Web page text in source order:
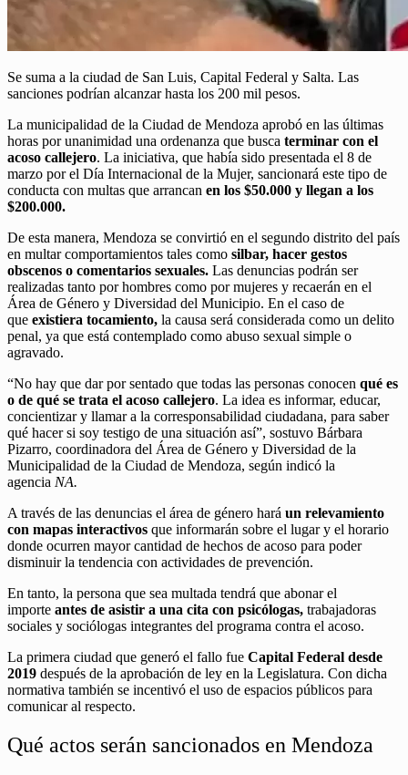
Se suma a la ciudad de San Luis, Capital Federal y Salta. Las
sanciones podrían alcanzar hasta los 200 mil pesos.
La municipalidad de la Ciudad de Mendoza aprobó en las últimas
horas por unanimidad una ordenanza que busca terminar con el
acoso callejero. La iniciativa, que había sido presentada el 8 de
marzo por el Día Internacional de la Mujer, sancionará este tipo de
conducta con multas que arrancan en los $50.000 y llegan a los
$200.000.
De esta manera, Mendoza se convirtió en el segundo distrito del país
en multar comportamientos tales como silbar, hacer gestos
obscenos o comentarios sexuales. Las denuncias podrán ser
realizadas tanto por hombres como por mujeres y recaerán en el
Área de Género y Diversidad del Municipio. En el caso de
que existiera tocamiento, la causa será considerada como un delito
penal, ya que está contemplado como abuso sexual simple o
agravado.
“No hay que dar por sentado que todas las personas conocen qué es
o de qué se trata el acoso callejero. La idea es informar, educar,
concientizar y llamar a la corresponsabilidad ciudadana, para saber
qué hacer si soy testigo de una situación así”, sostuvo Bárbara
Pizarro, coordinadora del Área de Género y Diversidad de la
Municipalidad de la Ciudad de Mendoza, según indicó la
agencia NA.
A través de las denuncias el área de género hará un relevamiento
con mapas interactivos que informarán sobre el lugar y el horario
donde ocurren mayor cantidad de hechos de acoso para poder
disminuir la tendencia con actividades de prevención.
En tanto, la persona que sea multada tendrá que abonar el
importe antes de asistir a una cita con psicólogas, trabajadoras
sociales y sociólogas integrantes del programa contra el acoso.
La primera ciudad que generó el fallo fue Capital Federal desde
2019 después de la aprobación de ley en la Legislatura. Con dicha
normativa también se incentivó el uso de espacios públicos para
comunicar al respecto.
Qué actos serán sancionados en Mendoza